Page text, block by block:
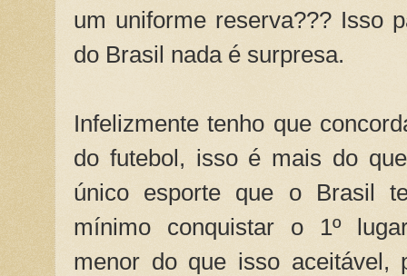
um uniforme reserva??? Isso
do Brasil nada é surpresa.
Infelizmente tenho que
do futebol, isso é mais do
único esporte que o Brasil
mínimo conquistar o 1º
menor do que isso